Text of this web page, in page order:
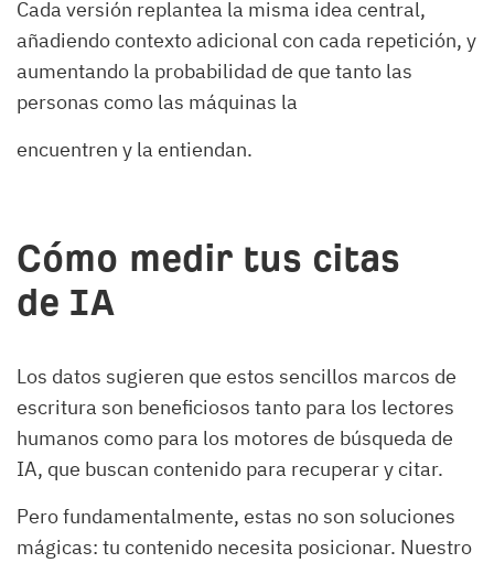
Cada versión replantea la misma idea central,
añadiendo contexto adicional con cada repetición, y
aumentando la probabilidad de que tanto las
personas como las máquinas la
encuentren y la entiendan.
Cómo medir tus citas
de IA
Los datos sugieren que estos sencillos marcos de
escritura son beneficiosos tanto para los lectores
humanos como para los motores de búsqueda de
IA, que buscan contenido para recuperar y citar.
Pero fundamentalmente, estas no son soluciones
mágicas: tu contenido necesita posicionar. Nuestro